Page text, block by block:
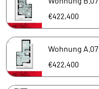
€422,400
Wohnung A.07
€422,400